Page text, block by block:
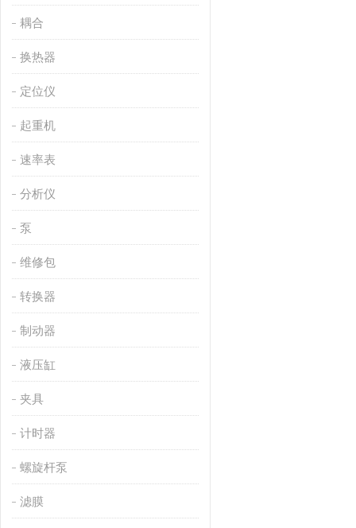
耦合
换热器
定位仪
起重机
速率表
分析仪
泵
维修包
转换器
制动器
液压缸
夹具
计时器
螺旋杆泵
滤膜